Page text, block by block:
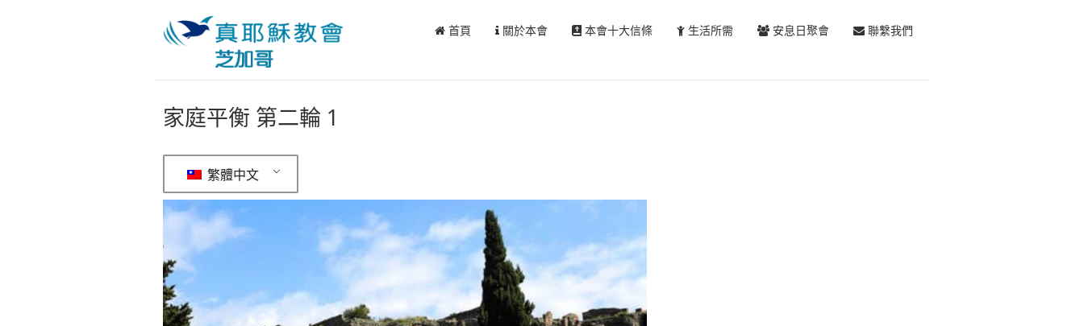
首頁 關於本會 本會十大信條 生活所需 安息日聚會 聯繫我們
家庭平衡 第二輪 1
繁體中文